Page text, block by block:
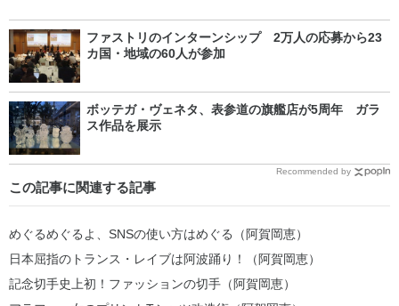
ファストリのインターンシップ 2万人の応募から23
カ国・地域の60人が参加
ボッテガ・ヴェネタ、表参道の旗艦店が5周年 ガラ
ス作品を展示
Recommended by
この記事に関連する記事
めぐるめぐるよ、SNSの使い方はめぐる（阿賀岡恵）
日本屈指のトランス・レイブは阿波踊り！（阿賀岡恵）
記念切手史上初！ファッションの切手（阿賀岡恵）